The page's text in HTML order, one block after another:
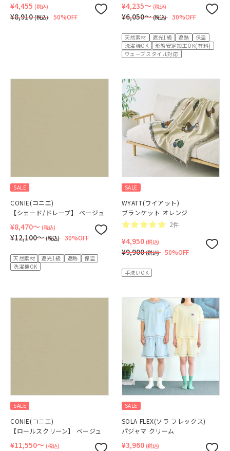
¥4,455 (税込)
¥8,910(税込) 50%OFF
¥4,235〜 (税込)
¥6,050〜(税込) 30%OFF
天然素材 遮光1級 遮熱
保温
洗濯機OK
形態安定加工OK(有料)
ウェーブスタイル対応
SALE
CONIE(コニエ)
【シェード/ドレープ】 ベージュ
¥8,470〜 (税込)
¥12,100〜(税込) 30%OFF
天然素材 遮光1級 遮熱
保温
洗濯機OK
SALE
WYATT(ワイアット)
ブランケット オレンジ
2件
¥4,950 (税込)
¥9,900(税込) 50%OFF
手洗いOK
SALE
CONIE(コニエ)
【ロールスクリーン】 ベージュ
¥11,550〜 (税込)
SALE
SOLA FLEX(ソラ フレックス)
パジャマ クリーム
¥3,960 (税込)